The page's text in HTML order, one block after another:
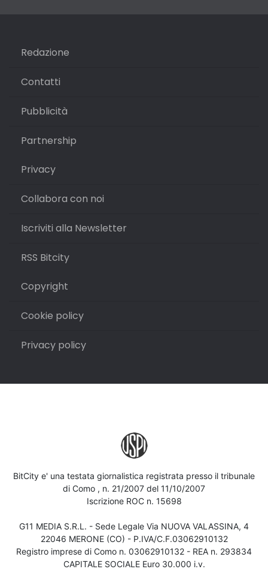
Redazione
Contatti
Pubblicità
Partnership
Privacy
Collabora con noi
Iscriviti alla Newsletter
RSS Bitcity
Copyright
Cookie policy
Privacy policy
BitCity e' una testata giornalistica registrata presso il tribunale
di Como , n. 21/2007 del 11/10/2007
Iscrizione ROC n. 15698
G11 MEDIA S.R.L. - Sede Legale Via NUOVA VALASSINA, 4
22046 MERONE (CO) - P.IVA/C.F.03062910132
Registro imprese di Como n. 03062910132 - REA n. 293834
CAPITALE SOCIALE Euro 30.000 i.v.